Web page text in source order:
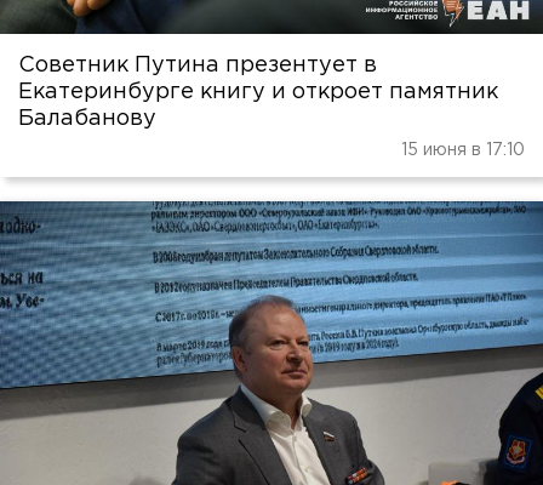
Советник Путина презентует в
Екатеринбурге книгу и откроет памятник
Балабанову
15 июня в 17:10